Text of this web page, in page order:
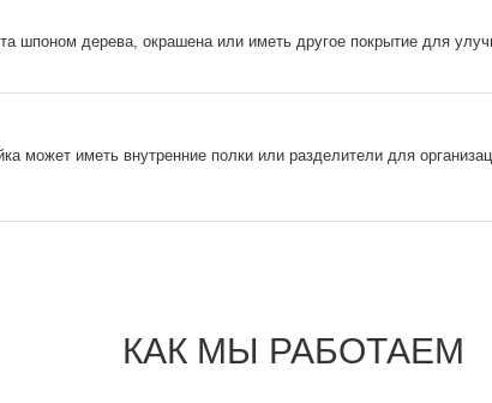
шпоном дерева, окрашена или иметь другое покрытие для
может иметь внутренние полки или разделители для
КАК МЫ РАБОТАЕМ